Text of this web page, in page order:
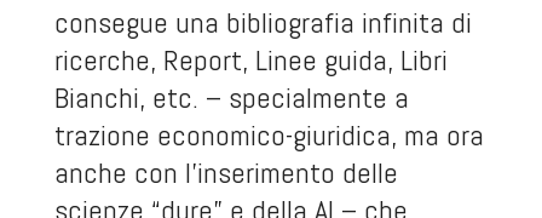
consegue una bibliografia infinita di
ricerche, Report, Linee guida, Libri
Bianchi, etc. – specialmente a
trazione economico-giuridica, ma ora
anche con l’inserimento delle
scienze “dure” e della AI – che